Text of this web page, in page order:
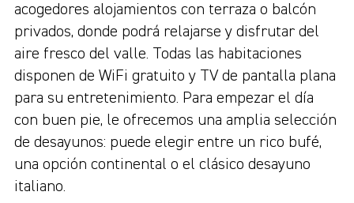
acogedores alojamientos con terraza o balcón
privados, donde podrá relajarse y disfrutar del
aire fresco del valle. Todas las habitaciones
disponen de WiFi gratuito y TV de pantalla plana
para su entretenimiento. Para empezar el día
con buen pie, le ofrecemos una amplia selección
de desayunos: puede elegir entre un rico bufé,
una opción continental o el clásico desayuno
italiano.